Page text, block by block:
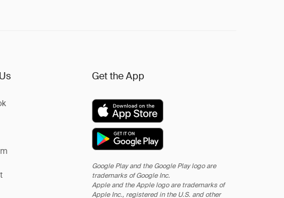
Get the App
Google Play and the Google Play logo are
trademarks of Google Inc.
Apple and the Apple logo are trademarks of
Apple Inc., registered in the U.S. and other